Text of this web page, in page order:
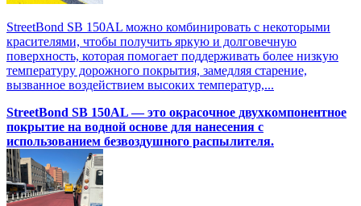
StreetBond SB 150AL можно комбинировать с некоторыми
красителями, чтобы получить яркую и долговечную
поверхность, которая помогает поддерживать более низкую
температуру дорожного покрытия, замедляя старение,
вызванное воздействием высоких температур,...
StreetBond SB 150AL — это окрасочное двухкомпонентное
покрытие на водной основе для нанесения с
использованием безвоздушного распылителя.